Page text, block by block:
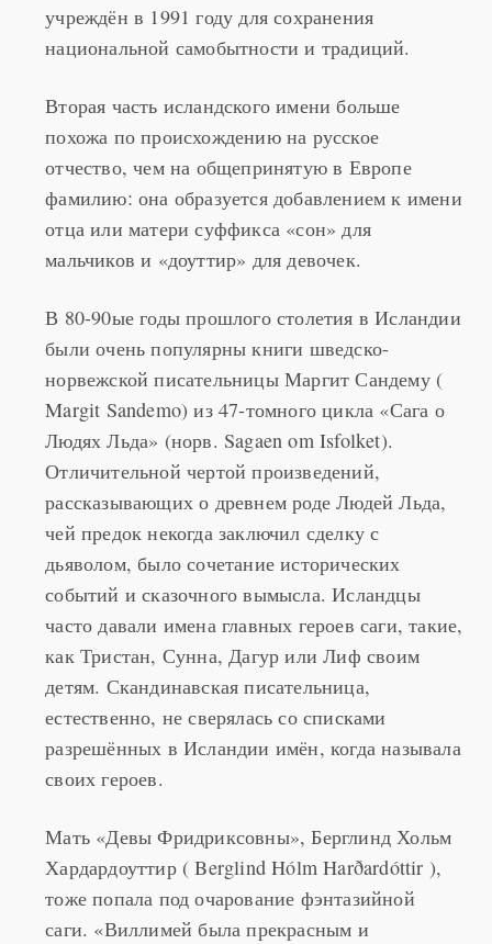
национальной самобытности и традиций.
похожа по происхождению на русское
отчество, чем на общепринятую в Европе
фамилию: она образуется добавлением к имени
отца или матери суффикса «сон» для
мальчиков и «доуттир» для девочек.
были очень популярны книги шведско-
норвежской писательницы Маргит Сандему (
Margit Sandemo) из 47-томного цикла «Сага о
Людях Льда» (норв. Sagaen om Isfolket).
Отличительной чертой произведений,
рассказывающих о древнем роде Людей Льда,
чей предок некогда заключил сделку с
дьяволом, было сочетание исторических
событий и сказочного вымысла. Исландцы
часто давали имена главных героев саги, такие,
как Тристан, Сунна, Дагур или Лиф своим
детям. Скандинавская писательница,
естественно, не сверялась со списками
разрешённых в Исландии имён, когда называла
своих героев.
Хардардоуттир ( Berglind Hólm Harðardóttir ),
тоже попала под очарование фэнтазийной
саги. «Виллимей была прекрасным и
завораживающим персонажем, и я решила ещё